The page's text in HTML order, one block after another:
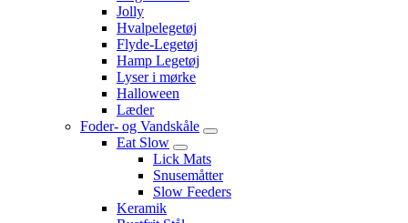
Jolly
Hvalpelegetøj
Flyde-Legetøj
Hamp Legetøj
Lyser i mørke
Halloween
Læder
Foder- og Vandskåle
Eat Slow
Lick Mats
Snusemåtter
Slow Feeders
Keramik